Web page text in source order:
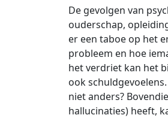
De gevolgen van
ouderschap,
er een taboe op het
probleem en hoe
het verdriet kan het
ook
niet anders?
hallucinaties) heeft,